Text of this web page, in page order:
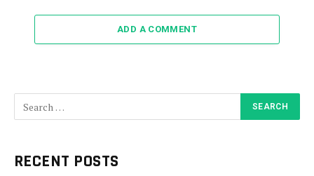
ADD A COMMENT
RECENT POSTS